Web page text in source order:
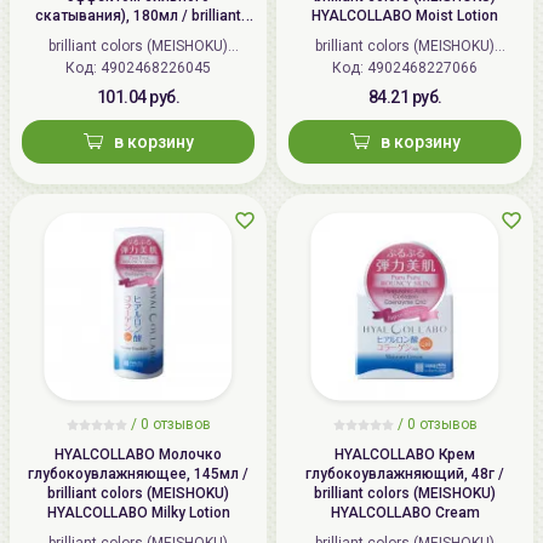
скатывания), 180мл / brilliant
colors (MEISHOKU) Detclear
Bright&Peel AHA&BHA Fruits
Peeling Jelly
brilliant colors (MEISHOKU)
(Япония)
Код: 4902468226045
101.04 руб.
в корзину
HYALCOLLABO Moist Lotion
brilliant colors (MEISHOKU)
(Япония)
Код: 4902468227066
84.21 руб.
в корзину
/ 0 отзывов
HYALCOLLABO Молочко
глубокоувлажняющее, 145мл /
brilliant colors (MEISHOKU)
HYALCOLLABO Milky Lotion
/ 0 отзывов
HYALCOLLABO Крем
глубокоувлажняющий, 48г /
brilliant colors (MEISHOKU)
HYALCOLLABO Cream